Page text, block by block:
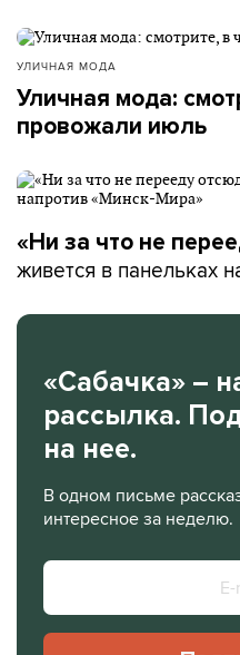
УЛИЧНАЯ МОДА
Уличная мода:
провожали июль
«Ни за что не
живется в панельках
«Сабачка» –
рассылка.
на нее.
В одном письме
интересное за неделю.